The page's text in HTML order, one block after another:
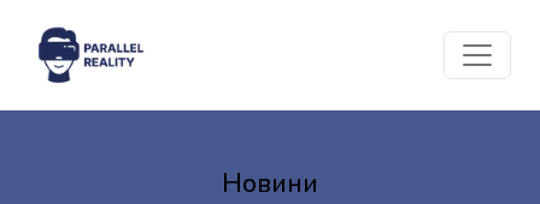
Новини